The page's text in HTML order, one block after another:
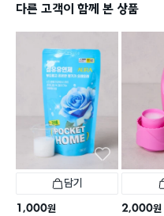
다른 고객이 함께 본 상품
담기
1,000원 2,000원